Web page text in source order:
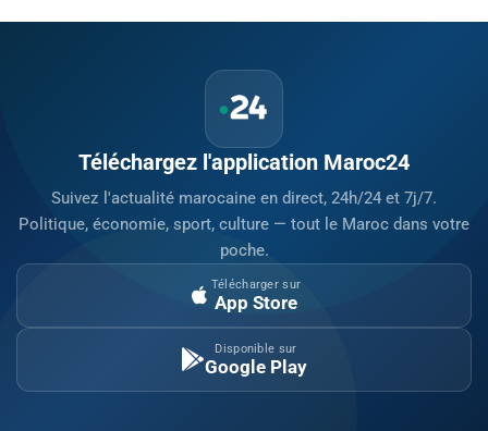
Téléchargez l'application Maroc24
Suivez l'actualité marocaine en direct, 24h/24 et 7j/7.
Politique, économie, sport, culture — tout le Maroc dans votre
poche.
Télécharger sur
App Store
Disponible sur
Google Play